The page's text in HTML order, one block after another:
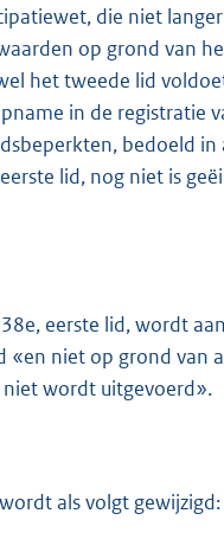
die niet
op grond van
het tweede lid
in de registratie
bedoeld in
lid, nog niet is
eerste lid, wordt
«en niet op grond van
wordt uitgevoerd».
als volgt gewijzigd: